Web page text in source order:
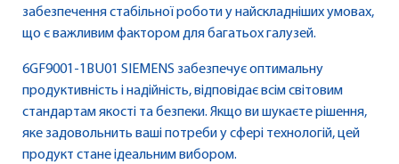
забезпечення стабільної роботи у найскладніших умовах,
що є важливим фактором для багатьох галузей.
6GF9001-1BU01 SIEMENS забезпечує оптимальну
продуктивність і надійність, відповідає всім світовим
стандартам якості та безпеки. Якщо ви шукаєте рішення,
яке задовольнить ваші потреби у сфері технологій, цей
продукт стане ідеальним вибором.